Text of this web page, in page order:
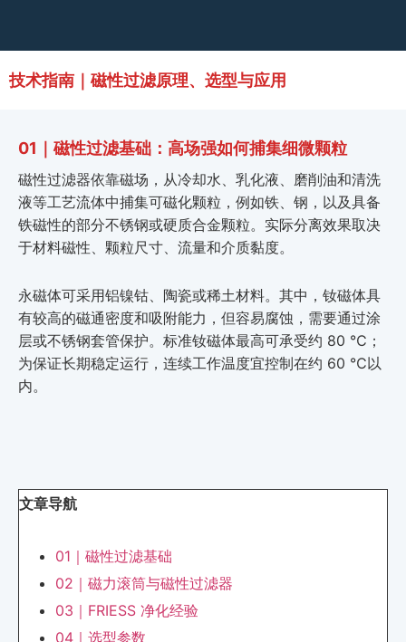
技术指南｜磁性过滤原理、选型与应用
01｜磁性过滤基础：高场强如何捕集细微颗粒
磁性过滤器依靠磁场，从冷却水、乳化液、磨削油和清洗
液等工艺流体中捕集可磁化颗粒，例如铁、钢，以及具备
铁磁性的部分不锈钢或硬质合金颗粒。实际分离效果取决
于材料磁性、颗粒尺寸、流量和介质黏度。
永磁体可采用铝镍钴、陶瓷或稀土材料。其中，钕磁体具
有较高的磁通密度和吸附能力，但容易腐蚀，需要通过涂
层或不锈钢套管保护。标准钕磁体最高可承受约 80 ℃；
为保证长期稳定运行，连续工作温度宜控制在约 60 ℃以
内。
文章导航
01｜磁性过滤基础
02｜磁力滚筒与磁性过滤器
03｜FRIESS 净化经验
04｜选型参数